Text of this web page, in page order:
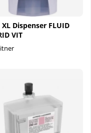
XL Dispenser FLUID
VIT